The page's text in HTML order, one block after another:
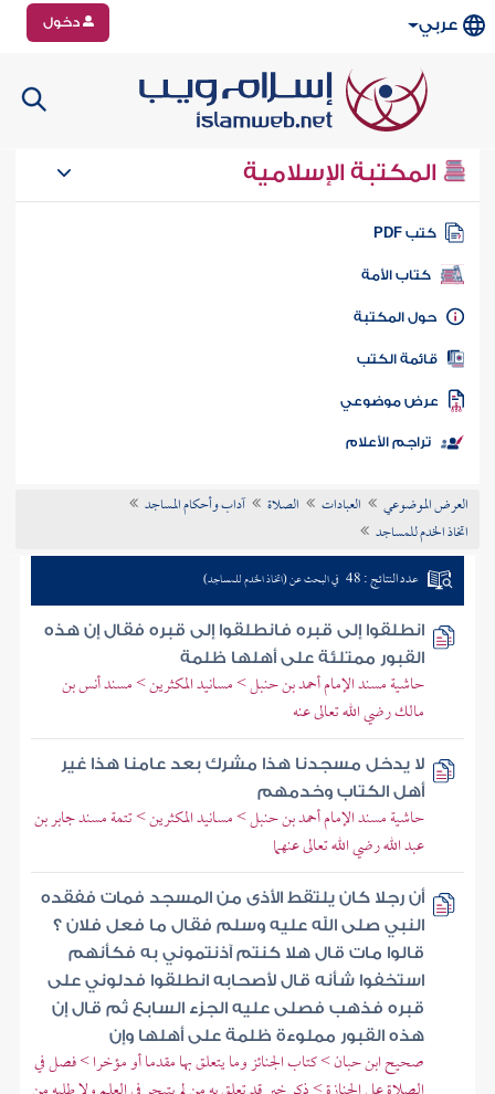
عربي دخول
المكتبة الإسلامية
كتب PDF
كتاب الأمة
المكتبة
الكتب
موضوعي
تراجم الأعلام
العرض الموضوعي العبادات الصلاة
آداب وأحكام المساجد
اتخاذ الخدم للمساجد
عدد النتائج : 48 في البحث عن (اتخاذ الخدم للمساجد)
انطلقوا إلى قبره فانطلقوا إلى قبره فقال إن هذه
القبور ممتلئة على أهلها ظلمة
حاشية مسند الإمام أحمد بن حنبل > مسانيد المكثرين > مسند أنس بن
مالك رضي الله تعالى عنه
لا يدخل مسجدنا هذا مشرك بعد عامنا هذا غير
أهل الكتاب وخدمهم
حاشية مسند الإمام أحمد بن حنبل > مسانيد المكثرين > تتمة مسند جابر بن
عبد الله رضي الله تعالى عنهما
أن رجلا كان يلتقط الأذى من المسجد فمات ففقده
النبي صلى الله عليه وسلم فقال ما فعل فلان ؟
قالوا مات قال هلا كنتم آذنتموني به فكأنهم
استخفوا شأنه قال لأصحابه انطلقوا فدلوني على
قبره فذهب فصلى عليه الجزء السابع ثم قال إن
هذه القبور مملوءة ظلمة على أهلها وإن
صحيح ابن حبان > كتاب الجنائز وما يتعلق بها مقدما أو مؤخرا > فصل في